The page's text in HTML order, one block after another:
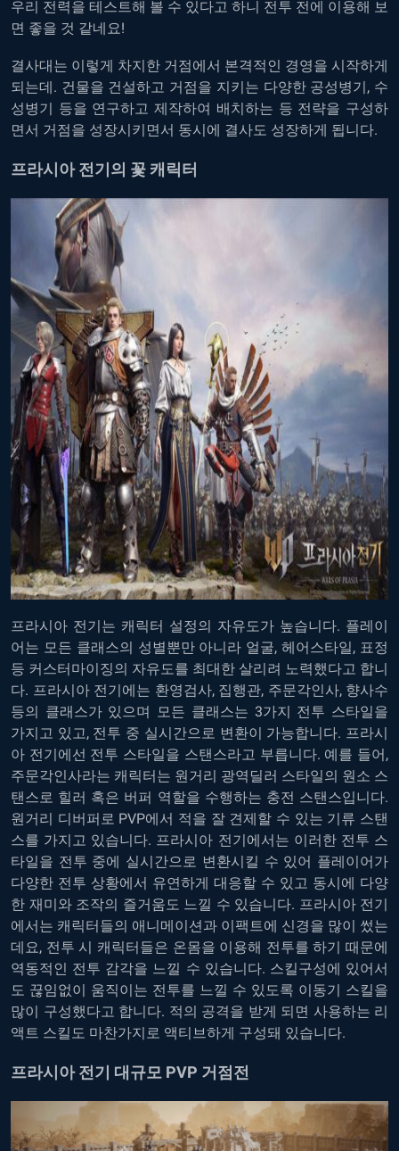
우리 전력을 테스트해 볼 수 있다고 하니 전투 전에 이용해 보
면 좋을 것 같네요!
결사대는 이렇게 차지한 거점에서 본격적인 경영을 시작하게
되는데. 건물을 건설하고 거점을 지키는 다양한 공성병기, 수
성병기 등을 연구하고 제작하여 배치하는 등 전략을 구성하
면서 거점을 성장시키면서 동시에 결사도 성장하게 됩니다.
프라시아 전기의 꽃 캐릭터
프라시아 전기는 캐릭터 설정의 자유도가 높습니다. 플레이
어는 모든 클래스의 성별뿐만 아니라 얼굴, 헤어스타일, 표정
등 커스터마이징의 자유도를 최대한 살리려 노력했다고 합니
다. 프라시아 전기에는 환영검사, 집행관, 주문각인사, 향사수
등의 클래스가 있으며 모든 클래스는 3가지 전투 스타일을
가지고 있고, 전투 중 실시간으로 변환이 가능합니다. 프라시
아 전기에선 전투 스타일을 스탠스라고 부릅니다. 예를 들어,
주문각인사라는 캐릭터는 원거리 광역딜러 스타일의 원소 스
탠스로 힐러 혹은 버퍼 역할을 수행하는 충전 스탠스입니다.
원거리 디버퍼로 PVP에서 적을 잘 견제할 수 있는 기류 스탠
스를 가지고 있습니다. 프라시아 전기에서는 이러한 전투 스
타일을 전투 중에 실시간으로 변환시킬 수 있어 플레이어가
다양한 전투 상황에서 유연하게 대응할 수 있고 동시에 다양
한 재미와 조작의 즐거움도 느낄 수 있습니다. 프라시아 전기
에서는 캐릭터들의 애니메이션과 이팩트에 신경을 많이 썼는
데요, 전투 시 캐릭터들은 온몸을 이용해 전투를 하기 때문에
역동적인 전투 감각을 느낄 수 있습니다. 스킬구성에 있어서
도 끊임없이 움직이는 전투를 느낄 수 있도록 이동기 스킬을
많이 구성했다고 합니다. 적의 공격을 받게 되면 사용하는 리
액트 스킬도 마찬가지로 액티브하게 구성돼 있습니다.
프라시아 전기 대규모 PVP 거점전